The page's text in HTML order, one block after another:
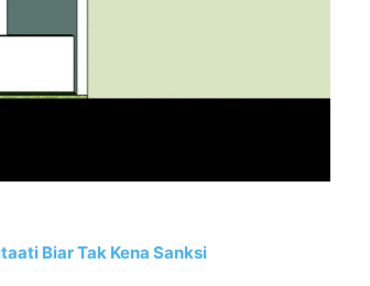
Biar Tak Kena Sanksi